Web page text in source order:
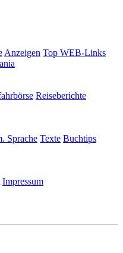
Anzeigen Top WEB-Links
Reiseberichte
Sprache Texte Buchtips
Impressum